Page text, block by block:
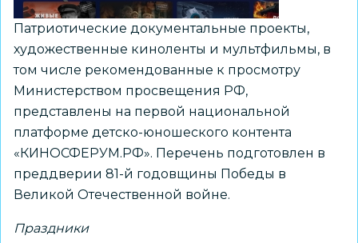
Патриотические документальные проекты,
художественные киноленты и мультфильмы, в
том числе рекомендованные к просмотру
Министерством просвещения РФ,
представлены на первой национальной
платформе детско-юношеского контента
«КИНОСФЕРУМ.РФ». Перечень подготовлен в
преддверии 81-й годовщины Победы в
Великой Отечественной войне.
Праздники